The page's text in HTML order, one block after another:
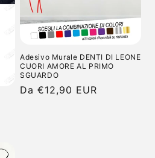
Adesivo Murale DENTI DI LEONE
CUORI AMORE AL PRIMO
SGUARDO
Prezzo
Da €12,90 EUR